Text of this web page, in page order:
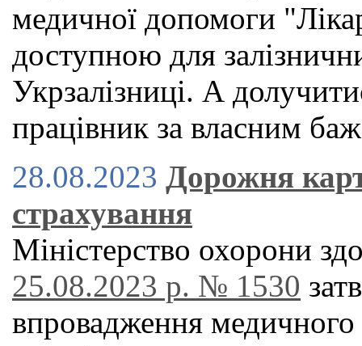
медичної допомоги
доступною для
Укрзалізниці. А
працівник за власним
28.08.2023 Дорожня
страхування
Міністерство охорони
25.08.2023 р. № 1530
впровадження